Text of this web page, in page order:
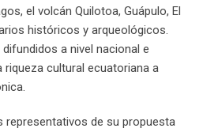
el volcán Quilotoa, Guápulo, El
históricos y arqueológicos.
a nivel nacional e
cultural ecuatoriana a
de su propuesta